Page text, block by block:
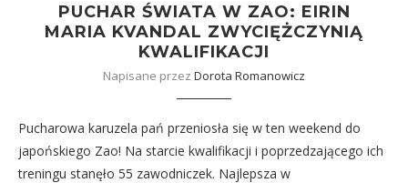
PUCHAR ŚWIATA W ZAO: EIRIN
MARIA KVANDAL ZWYCIĘŻCZYNIĄ
KWALIFIKACJI
Napisane przez Dorota Romanowicz
Pucharowa karuzela pań przeniosła się w ten weekend do
japońskiego Zao! Na starcie kwalifikacji i poprzedzającego ich
treningu stanęło 55 zawodniczek. Najlepsza w